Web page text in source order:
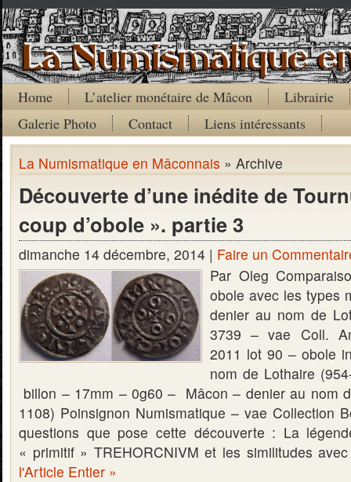
Home L’atelier monétaire de Mâcon
Librairie
Galerie Photo
Contact Liens intéressants
La Numismatique en Mâconnais » Archive
Découverte d’une inédite de
coup d’obole ». partie 3
dimanche 14 décembre, 2014 | Faire un
Par Oleg
obole avec les types
denier au nom de
3739 – vae Coll.
2011 lot 90 – obole
nom de Lothaire
billon – 17mm – 0g60 – Mâcon – denier au nom
1108) Poinsignon Numismatique – vae Collection
questions que pose cette découverte : La
« primitif » TREHORCNIVM et les similitudes
l'Article Entier »